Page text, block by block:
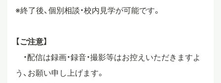
※終了後、個別相談・校内見学が可能です。
【ご注意】
・配信は録画・録音・撮影等はお控えいただきますよ
う、お願い申し上げます。